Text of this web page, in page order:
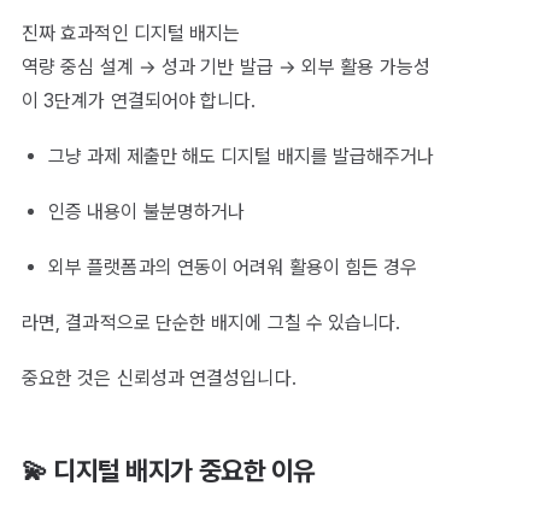
진짜 효과적인 디지털 배지는
역량 중심 설계 → 성과 기반 발급 → 외부 활용 가능성
이 3단계가 연결되어야 합니다.
그냥 과제 제출만 해도 디지털 배지를 발급해주거나
인증 내용이 불분명하거나
외부 플랫폼과의 연동이 어려워 활용이 힘든 경우
라면, 결과적으로 단순한 배지에 그칠 수 있습니다.
중요한 것은 신뢰성과 연결성입니다.
💫 디지털 배지가 중요한 이유